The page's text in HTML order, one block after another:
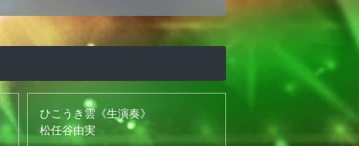
ひこうき雲《生演奏》
松任谷由実